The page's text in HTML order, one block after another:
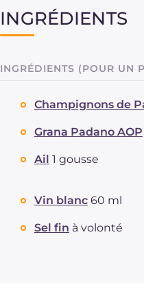
INGRÉDIENTS
INGRÉDIENTS (POUR UN
Champignons de
Grana Padano AOP
Ail 1 gousse
Vin blanc 60 ml
Sel fin à volonté